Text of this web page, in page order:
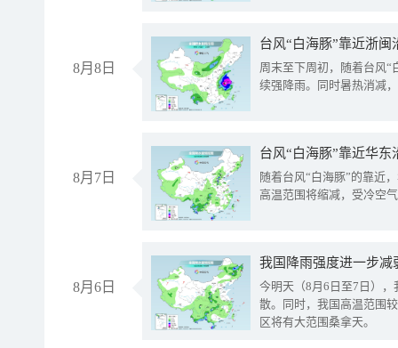
8月8日
台风“白海豚”靠近浙
周末至下周初，随着台风“
续强降雨。同时暑热消减
8月7日
台风“白海豚”靠近华
随着台风“白海豚”的靠近
高温范围将缩减，受冷空
8月6日
今明天（8月6日至7日）
散。同时，我国高温范围
区将有大范围桑拿天。